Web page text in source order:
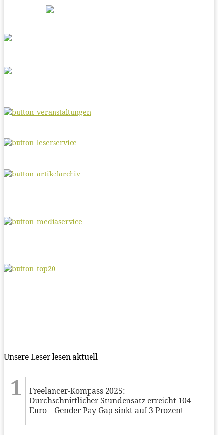
Unsere Leser lesen aktuell
Freelancer-Kompass 2025:
Durchschnittlicher Stundensatz erreicht 104
Euro – Gender Pay Gap sinkt auf 3 Prozent